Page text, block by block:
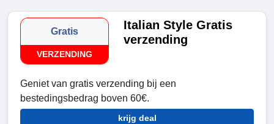
Gratis
VERZENDING
Italian Style Gratis
verzending
Geniet van gratis verzending bij een
bestedingsbedrag boven 60€.
krijg deal